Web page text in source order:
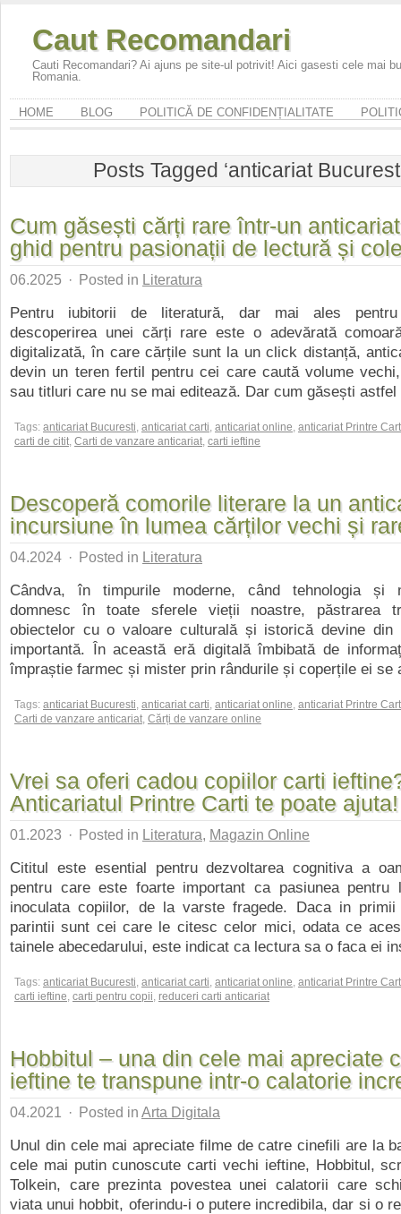
Caut Recomandari
Cauti Recomandari? Ai ajuns pe site-ul potrivit! Aici gasesti cele mai
Romania.
HOME BLOG POLITICĂ DE CONFIDENȚIALITATE
Posts Tagged ‘anticariat
Cum găsești cărți rare într-un
ghid pentru pasionații de lectură și
06.2025 · Posted in Literatura
Pentru iubitorii de literatură, dar mai ales pentru
descoperirea unei cărți rare este o adevărată
digitalizată, în care cărțile sunt la un click distanță,
devin un teren fertil pentru cei care caută volume
sau titluri care nu se mai editează. Dar cum găsești
Tags: anticariat Bucuresti, anticariat carti, anticariat online, anticariat Printre
carti de citit, Carti de vanzare anticariat, carti ieftine
Descoperă comorile literare la un
incursiune în lumea cărților vechi și
04.2024 · Posted in Literatura
Cândva, în timpurile moderne, când tehnologia și
domnesc în toate sferele vieții noastre, păstrarea
obiectelor cu o valoare culturală și istorică devine
importantă. În această eră digitală îmbibată de
împraștie farmec și mister prin rândurile și coperțile ei se
Tags: anticariat Bucuresti, anticariat carti, anticariat online, anticariat Printre
Carti de vanzare anticariat, Cărți de vanzare online
Vrei sa oferi cadou copiilor carti
Anticariatul Printre Carti te poate ajuta!
01.2023 · Posted in Literatura, Magazin Online
Cititul este esential pentru dezvoltarea cognitiva a
pentru care este foarte important ca pasiunea pentru
inoculata copiilor, de la varste fragede. Daca in
parintii sunt cei care le citesc celor mici, odata ce
tainele abecedarului, este indicat ca lectura sa o faca ei
Tags: anticariat Bucuresti, anticariat carti, anticariat online, anticariat Printre
carti ieftine, carti pentru copii, reduceri carti anticariat
Hobbitul – una din cele mai apreciate
ieftine te transpune intr-o calatorie
04.2021 · Posted in Arta Digitala
Unul din cele mai apreciate filme de catre cinefili are la
cele mai putin cunoscute carti vechi ieftine, Hobbitul,
Tolkein, care prezinta povestea unei calatorii care
viata unui hobbit, oferindu-i o putere incredibila, dar si o